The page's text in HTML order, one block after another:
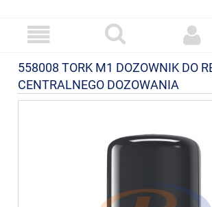
558008 TORK M1 DOZOWNIK DO
CENTRALNEGO DOZOWANIA